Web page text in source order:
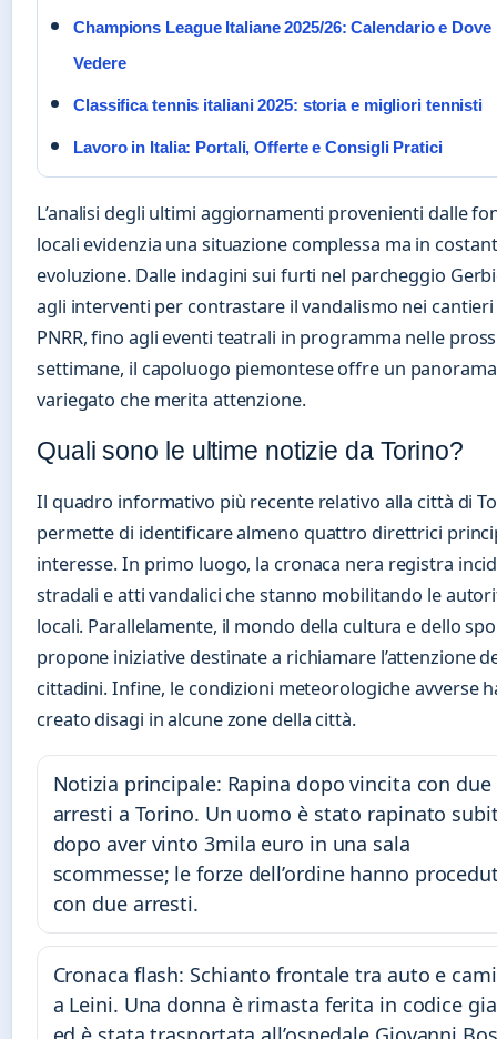
Champions League Italiane 2025/26: Calendario e Dove
Vedere
Classifica tennis italiani 2025: storia e migliori tennisti
Lavoro in Italia: Portali, Offerte e Consigli Pratici
L’analisi degli ultimi aggiornamenti provenienti dalle
locali evidenzia una situazione complessa ma in
evoluzione. Dalle indagini sui furti nel parcheggio
agli interventi per contrastare il vandalismo nei cantieri
PNRR, fino agli eventi teatrali in programma nelle
settimane, il capoluogo piemontese offre un panorama
variegato che merita attenzione.
Quali sono le ultime notizie da Torino?
Il quadro informativo più recente relativo alla città di
permette di identificare almeno quattro direttrici
interesse. In primo luogo, la cronaca nera registra
stradali e atti vandalici che stanno mobilitando le
locali. Parallelamente, il mondo della cultura e dello
propone iniziative destinate a richiamare l’attenzione
cittadini. Infine, le condizioni meteorologiche avverse
creato disagi in alcune zone della città.
Notizia principale: Rapina dopo vincita con due
arresti a Torino. Un uomo è stato rapinato
dopo aver vinto 3mila euro in una sala
scommesse; le forze dell’ordine hanno
con due arresti.
Cronaca flash: Schianto frontale tra auto e
a Leini. Una donna è rimasta ferita in codice